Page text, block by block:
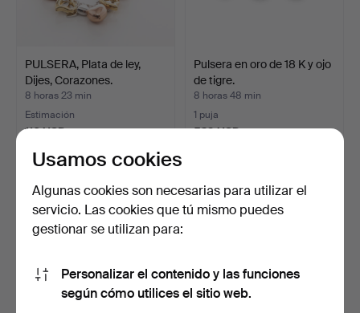
PULSERA, Plata de ley,
Dijes, Corazones.
8 horas 23 min
Estimación
116 USD
Pulsera en oro de 18 K y ojo
de tigre.
8 horas 48 min
1 puja
529 USD
Usamos cookies
Algunas cookies son necesarias para utilizar el
servicio. Las cookies que tú mismo puedes
gestionar se utilizan para:
Personalizar el contenido y las funciones
según cómo utilices el sitio web.